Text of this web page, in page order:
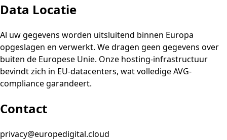
Data Locatie
Al uw gegevens worden uitsluitend binnen Europa
opgeslagen en verwerkt. We dragen geen gegevens over
buiten de Europese Unie. Onze hosting-infrastructuur
bevindt zich in EU-datacenters, wat volledige AVG-
compliance garandeert.
Contact
privacy@europedigital.cloud